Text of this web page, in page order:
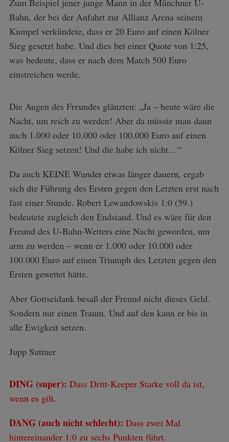
Zum Beispiel jener junge Mann in der Münchner U-
Bahn, der bei der Anfahrt zur Allianz Arena seinem
Kumpel verkündete, dass er 20 Euro auf einen Kölner
Sieg gesetzt habe. Und dies bei einer Quote von 1:25,
was bedeute, dass er nach dem Match 500 Euro
einstreichen werde.
Die Augen des Freundes glänzten: „Ja – heute wäre die
Nacht, um reich zu werden! Aber da müsste man dann
auch 1.000 oder 10.000 oder 100.000 Euro auf einen
Kölner Sieg setzen! Und die habe ich nicht…“
Da auch KEINE Wunder etwas länger dauern, ergab
sich die Führung des Ersten gegen den Letzten erst nach
fast einer Stunde. Robert Lewandowskis 1:0 (59.)
bedeutete zugleich den Endstand. Und es wäre für den
Freund des U-Bahn-Wetters eine Nacht geworden, um
arm zu werden – wenn er 1.000 oder 10.000 oder
100.000 Euro auf einen Triumph des Letzten gegen den
Ersten gewettet hätte.
Aber Gottseidank besaß der Freund nicht dieses Geld.
Sondern nur einen Traum. Und auf den kann er bis in
alle Ewigkeit setzen.
Jupp Suttner
DING (super): Dass Dritt-Keeper Starke voll da ist,
wenn es gilt.
DANG (auch nicht schlecht): Dass zwei Mal
hintereinander 1:0 zu sechs Punkten führt.